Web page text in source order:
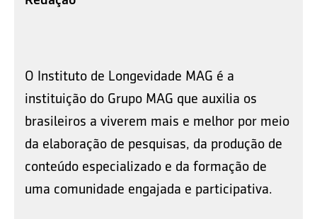
O Instituto de Longevidade MAG é a
instituição do Grupo MAG que auxilia os
brasileiros a viverem mais e melhor por meio
da elaboração de pesquisas, da produção de
conteúdo especializado e da formação de
uma comunidade engajada e participativa.